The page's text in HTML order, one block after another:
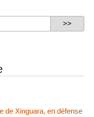
de Xinguara, en défense